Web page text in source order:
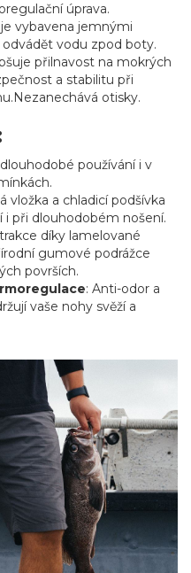
úprava.
vybavena jemnými
vodu zpod boty.
přilnavost na mokrých
a stabilitu při
otisky.
používání i v
vložka a chladicí podšívka
i při dlouhodobém nošení.
díky lamelované
gumové podrážce
površích.
: Anti-odor a
vaše nohy svěží a